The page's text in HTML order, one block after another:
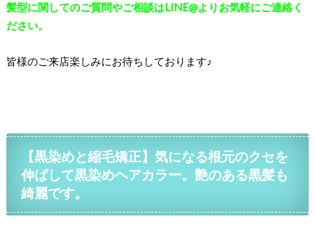
髪型に関してのご質問やご相談はLINE@よりお気軽にご連絡く
ださい。
皆様のご来店楽しみにお待ちしております♪
【黒染めと縮毛矯正】気になる根元のクセを
伸ばして黒染めヘアカラー。艶のある黒髪も
綺麗です。